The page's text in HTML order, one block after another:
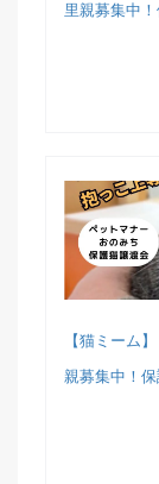
里親募集中
【猫ミーム
親募集中！